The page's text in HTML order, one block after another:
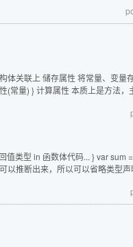
体关联上 储存属性 将常量、变
(常量) } 计算属性 本质上是方法
值类型 in 函数体代码... } var
以推断出来，所以可以省略类型声